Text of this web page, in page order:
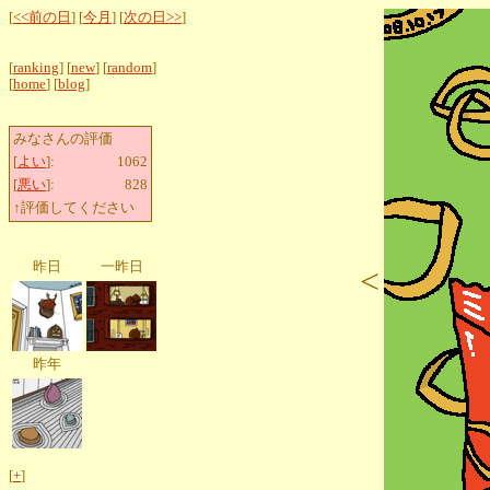
[<<前の日 ] [今月 ] [次の日>>]
[ranking] [new] [random]
[home] [blog]
みなさんの評価
[よい]:
1062
[悪い]:
828
↑評価してください
昨日 一昨日
昨年
[+]
<